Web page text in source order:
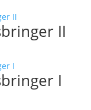
II
I